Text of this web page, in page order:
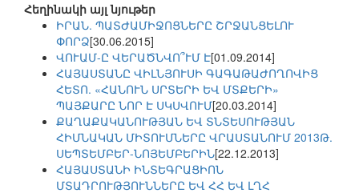
Հեղինակի այլ նյութեր
ԻՐԱՆ. ՊԱՏԺԱՄԻՋՈՑՆԵՐԸ ՇՐՋԱՆՑԵԼՈՒ
ՓՈՐՁ[30.06.2015]
ՎՈՒԱՄ-Ը ՎԵՐԱԾՆՎՈ՞ՒՄ Է[01.09.2014]
ՀԱՅԱՍՏԱՆԸ ՎԻԼՆՅՈՒՍԻ ԳԱԳԱԹԱԺՈՂՈՎԻՑ
ՀԵՏՈ. «ՀԱՆՈՒՆ ՍՐՏԵՐԻ ԵՎ ՄՏՔԵՐԻ»
ՊԱՅՔԱՐԸ ՆՈՐ Է ՍԿՍՎՈՒՄ[20.03.2014]
ՔԱՂԱՔԱԿԱՆՈՒԹՅԱՆ ԵՎ ՏՆՏԵՍՈՒԹՅԱՆ
ՀԻՄՆԱԿԱՆ ՄԻՏՈՒՄՆԵՐԸ ՎՐԱՍՏԱՆՈՒՄ 2013Թ.
ՍԵՊՏԵՄԲԵՐ-ՆՈՅԵՄԲԵՐԻՆ[22.12.2013]
ՀԱՅԱՍՏԱՆԻ ԻՆՏԵԳՐԱՑԻՈՆ
ՄՏԱԴՐՈՒԹՅՈՒՆՆԵՐԸ ԵՎ ՀՀ ԵՎ ԼՂՀ